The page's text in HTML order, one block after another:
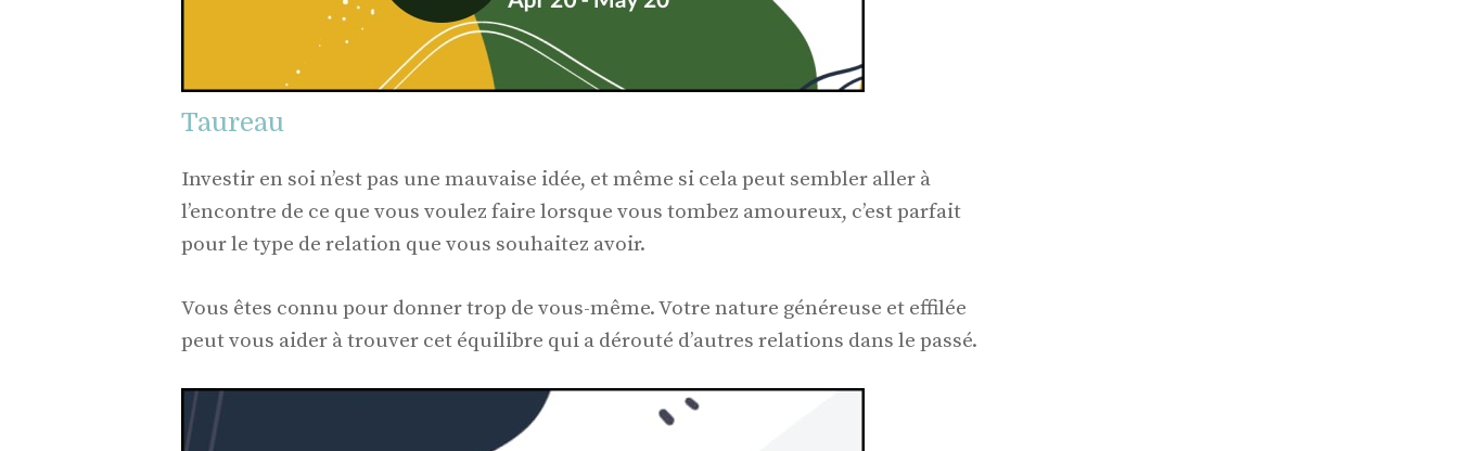
Taureau
Investir en soi n’est pas une mauvaise idée, et même si cela peut sembler aller à
l’encontre de ce que vous voulez faire lorsque vous tombez amoureux, c’est parfait
pour le type de relation que vous souhaitez avoir.
Vous êtes connu pour donner trop de vous-même. Votre nature généreuse et effilée
peut vous aider à trouver cet équilibre qui a dérouté d’autres relations dans le passé.